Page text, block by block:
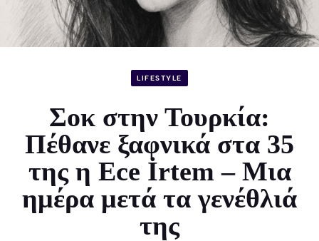
LIFESTYLE
Σοκ στην Τουρκία:
Πέθανε ξαφνικά στα 35
της η Ece İrtem – Μια
ημέρα μετά τα γενέθλιά
της